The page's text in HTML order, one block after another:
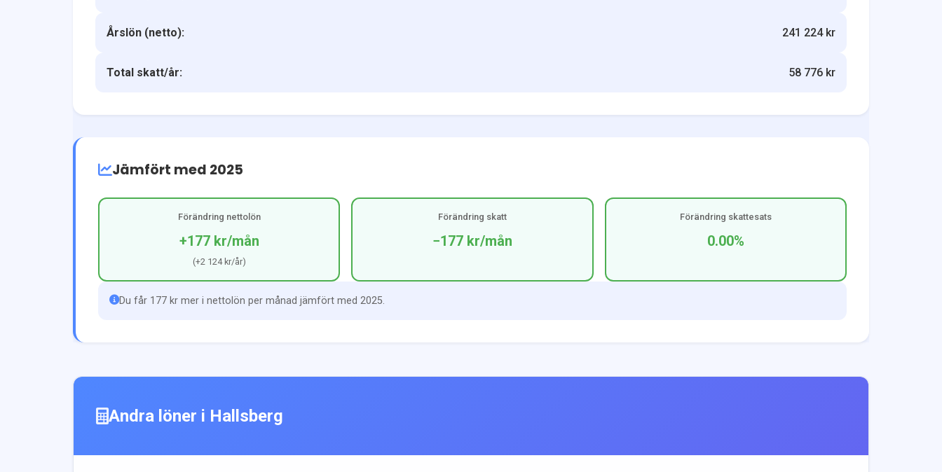
Årslön (netto): 241 224 kr
Total skatt/år: 58 776 kr
Jämfört med 2025
Förändring nettolön
+177 kr/mån
(+2 124 kr/år)
Förändring skatt
−177 kr/mån
Förändring skattesats
0.00%
Du får 177 kr mer i nettolön per månad jämfört med 2025.
Andra löner i Hallsberg